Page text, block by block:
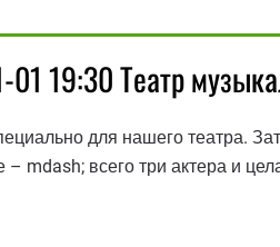
19:30 Театр
для нашего театра.
всего три актера и